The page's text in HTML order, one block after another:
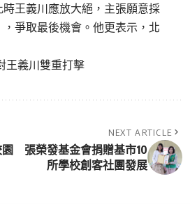
王義川應放大絕，主張願意採
爭取最後機會。他更表示，北
王義川雙重打擊
NEXT ARTICLE
張榮發基金會捐贈基市10
所學校創客社團發展